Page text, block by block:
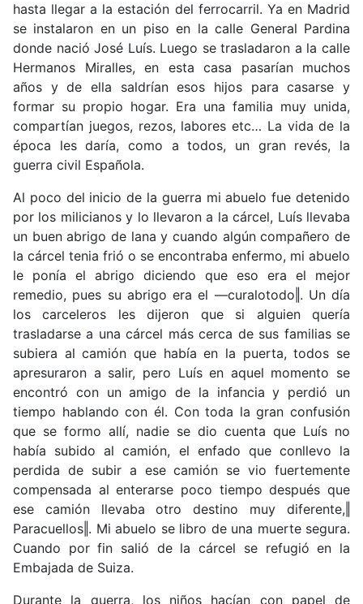
hasta llegar a la estación del ferrocarril. Ya en Madrid
se instalaron en un piso en la calle General Pardina
donde nació José Luís. Luego se trasladaron a la calle
Hermanos Miralles, en esta casa pasarían muchos
años y de ella saldrían esos hijos para casarse y
formar su propio hogar. Era una familia muy unida,
compartían juegos, rezos, labores etc… La vida de la
época les daría, como a todos, un gran revés, la
guerra civil Española.
Al poco del inicio de la guerra mi abuelo fue detenido
por los milicianos y lo llevaron a la cárcel, Luís llevaba
un buen abrigo de lana y cuando algún compañero de
la cárcel tenia frió o se encontraba enfermo, mi abuelo
le ponía el abrigo diciendo que eso era el mejor
remedio, pues su abrigo era el ―curalotodo‖. Un día
los carceleros les dijeron que si alguien quería
trasladarse a una cárcel más cerca de sus familias se
subiera al camión que había en la puerta, todos se
apresuraron a salir, pero Luís en aquel momento se
encontró con un amigo de la infancia y perdió un
tiempo hablando con él. Con toda la gran confusión
que se formo allí, nadie se dio cuenta que Luís no
había subido al camión, el enfado que conllevo la
perdida de subir a ese camión se vio fuertemente
compensada al enterarse poco tiempo después que
ese camión llevaba otro destino muy diferente,‖
Paracuellos‖. Mi abuelo se libro de una muerte segura.
Cuando por fin salió de la cárcel se refugió en la
Embajada de Suiza.
Durante la guerra, los niños hacían con papel de